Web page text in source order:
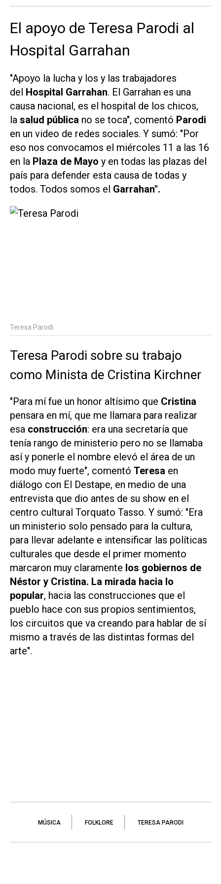
El apoyo de Teresa Parodi al
Hospital Garrahan
"Apoyo la lucha y los y las trabajadores
del Hospital Garrahan. El Garrahan es una
causa nacional, es el hospital de los chicos,
la salud pública no se toca", comentó Parodi
en un video de redes sociales. Y sumó: "Por
eso nos convocamos el miércoles 11 a las 16
en la Plaza de Mayo y en todas las plazas del
país para defender esta causa de todas y
todos. Todos somos el Garrahan".
Teresa Parodi.
Teresa Parodi sobre su trabajo
como Minista de Cristina Kirchner
"Para mí fue un honor altísimo que Cristina
pensara en mí, que me llamara para realizar
esa construcción: era una secretaría que
tenía rango de ministerio pero no se llamaba
así y ponerle el nombre elevó el área de un
modo muy fuerte", comentó Teresa en
diálogo con El Destape, en medio de una
entrevista que dio antes de su show en el
centro cultural Torquato Tasso. Y sumó: "Era
un ministerio solo pensado para la cultura,
para llevar adelante e intensificar las políticas
culturales que desde el primer momento
marcaron muy claramente los gobiernos de
Néstor y Cristina. La mirada hacia lo
popular, hacia las construcciones que el
pueblo hace con sus propios sentimientos,
los circuitos que va creando para hablar de sí
mismo a través de las distintas formas del
arte".
MÚSICA FOLKLORE TERESA PARODI